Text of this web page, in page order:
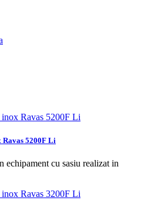
Ravas 5200F Li
echipament cu sasiu realizat in